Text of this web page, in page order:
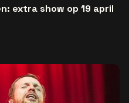
extra show op 19 april